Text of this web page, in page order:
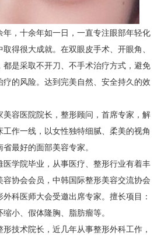
年，十余年如一日，一直专注眼部年轻化
得很大成就。在双眼皮手术、开眼角、
是采取不开刀、不手术治疗方式，避免
的风险。达到完美自然、安全持久的效
美容医院院长，整形顾问，首席专家，解
作一线，以女性独特细腻、柔美的视角
最好的面部美容专家。
医学院毕业，从事医疗、整形行业有着丰
协会会员，中韩国际整形美容交流协会
外科医师大会受邀出席专家。擅长项目：
小、假体隆胸、脂肪瘤等。
技术院长，近几年从事整形外科工作，